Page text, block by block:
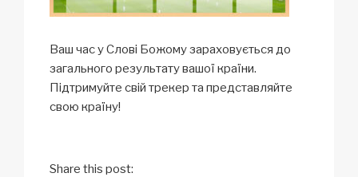
Ваш час у Слові Божому зараховується до
загального результату вашої країни.
Підтримуйте свій трекер та представляйте
свою країну!
Share this post: